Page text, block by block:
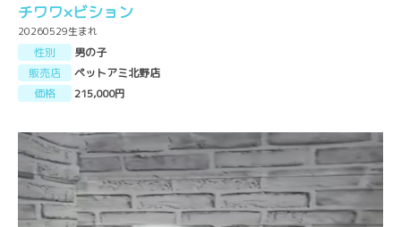
チワワ×ビション
20260529生まれ
性別
男の子
販売店
ペットアミ北野店
価格
215,000円